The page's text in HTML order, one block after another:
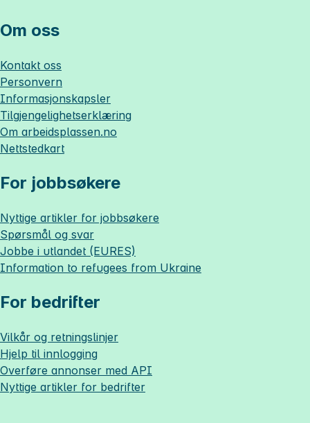
Om oss
Kontakt oss
Personvern
Informasjonskapsler
Tilgjengelighetserklæring
Om arbeidsplassen.no
Nettstedkart
For jobbsøkere
Nyttige artikler for jobbsøkere
Spørsmål og svar
Jobbe i utlandet (EURES)
Information to refugees from Ukraine
For bedrifter
Vilkår og retningslinjer
Hjelp til innlogging
Overføre annonser med API
Nyttige artikler for bedrifter